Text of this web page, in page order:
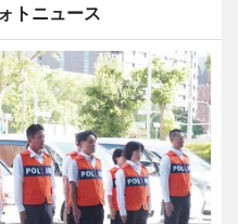
トニュース